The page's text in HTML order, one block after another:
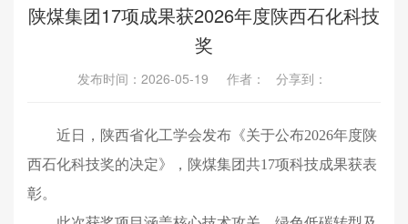
陕煤集团17项成果获2026年度陕西石化科技
奖
发布时间：2026-05-19 作者： 分享到：
近日，陕西省化工学会发布《关于公布2026年度陕
西石化科技奖的决定》，陕煤集团共17项科技成果获表
彰。